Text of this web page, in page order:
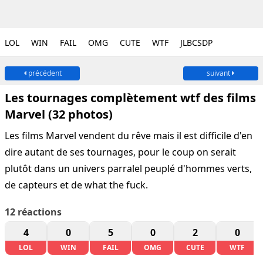
LOL WIN FAIL OMG CUTE WTF JLBCSDP
précédent suivant
Les tournages complètement wtf des films
Marvel (32 photos)
Les films Marvel vendent du rêve mais il est difficile d'en
dire autant de ses tournages, pour le coup on serait
plutôt dans un univers parralel peuplé d'hommes verts,
de capteurs et de what the fuck.
12 réactions
4
LOL
0
WIN
5
FAIL
0
OMG
2
CUTE
0
WTF